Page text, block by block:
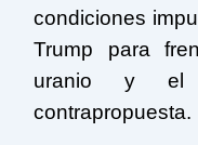
condiciones
Trump para
uranio y el
contrapropuesta.